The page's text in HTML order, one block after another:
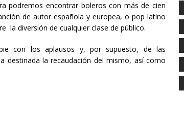
podremos encontrar boleros con más de cien
de autor española y europea, o pop latino
la diversión de cualquier clase de público.
con los aplausos y, por supuesto, de las
destinada la recaudación del mismo, así como